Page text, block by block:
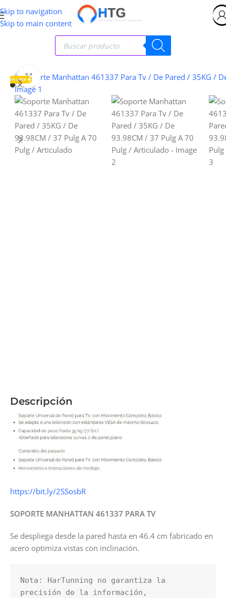
Skip to navigation
Skip to main content
Clic para ampliar
Descripción
https://bit.ly/2SSosbR
SOPORTE MANHATTAN 461337 PARA TV
Se despliega desde la pared hasta en 46.4 cm fabricado en
acero optimiza vistas con inclinación.
Nota: HarTunning no garantiza la
precisión de la información,